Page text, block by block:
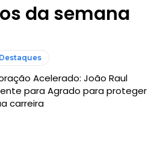
da semana
Destaques
Acelerado: João Raul
para Agrado para proteger
carreira